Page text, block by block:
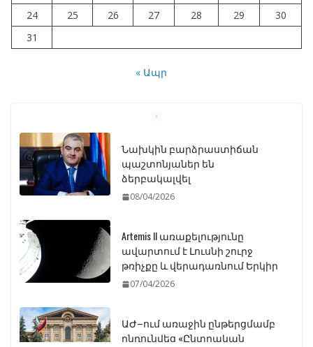
24
25 26 27 28 29
30
31
« Ապր
Նախկին բարձրաստիճան
Artemis II առաքելությունը
ավարտում է Լուսնի շուրջ
թռիչքը և վերադառնում Երկիր
ԱԺ–ում առաջին ընթերցմամբ
ընդունվեց «Ընտրական
օրենսգրքի» փոփոխության